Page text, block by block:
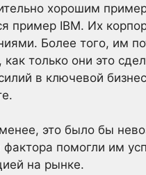
хорошим
пример IBM. Их
Более того, им
как только они это
в ключевой
это было бы
фактора помогли им
на рынке.